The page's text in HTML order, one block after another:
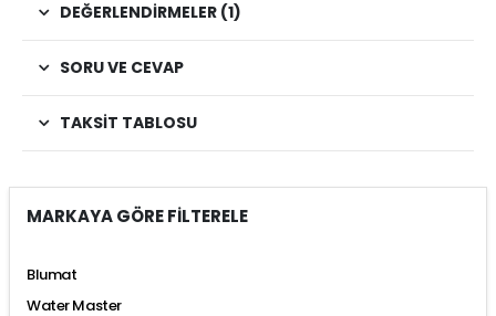
DEĞERLENDIRMELER (1)
SORU VE CEVAP
TAKSIT TABLOSU
MARKAYA GÖRE FİLTERELE
Blumat
Water Master